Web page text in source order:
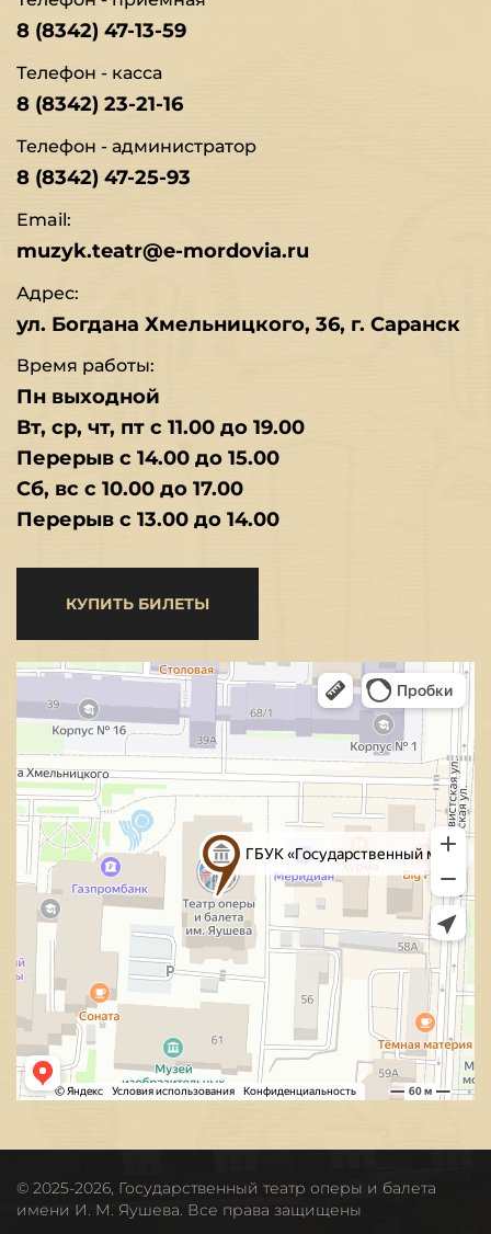
8 (8342) 47-13-59
Телефон - касса
8 (8342) 23-21-16
Телефон - администратор
8 (8342) 47-25-93
Email:
muzyk.teatr@e-mordovia.ru
Адрес:
ул. Богдана Хмельницкого, 36, г. Саранск
Время работы:
Пн выходной
Вт, ср, чт, пт с 11.00 до 19.00
Перерыв с 14.00 до 15.00
Сб, вс с 10.00 до 17.00
Перерыв с 13.00 до 14.00
КУПИТЬ БИЛЕТЫ
© 2025-2026, Государственный театр оперы и балета
имени И. М. Яушева. Все права защищены